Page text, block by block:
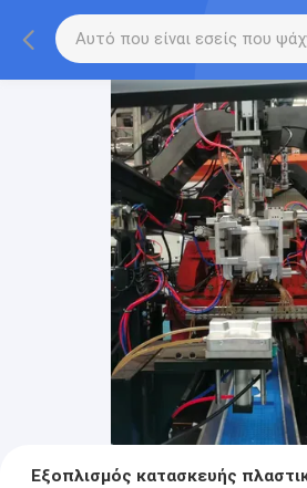
Εξοπλισμός κατασκευής